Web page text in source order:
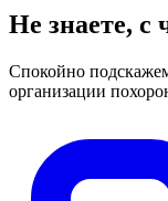
Не знаете, с
Спокойно
организации